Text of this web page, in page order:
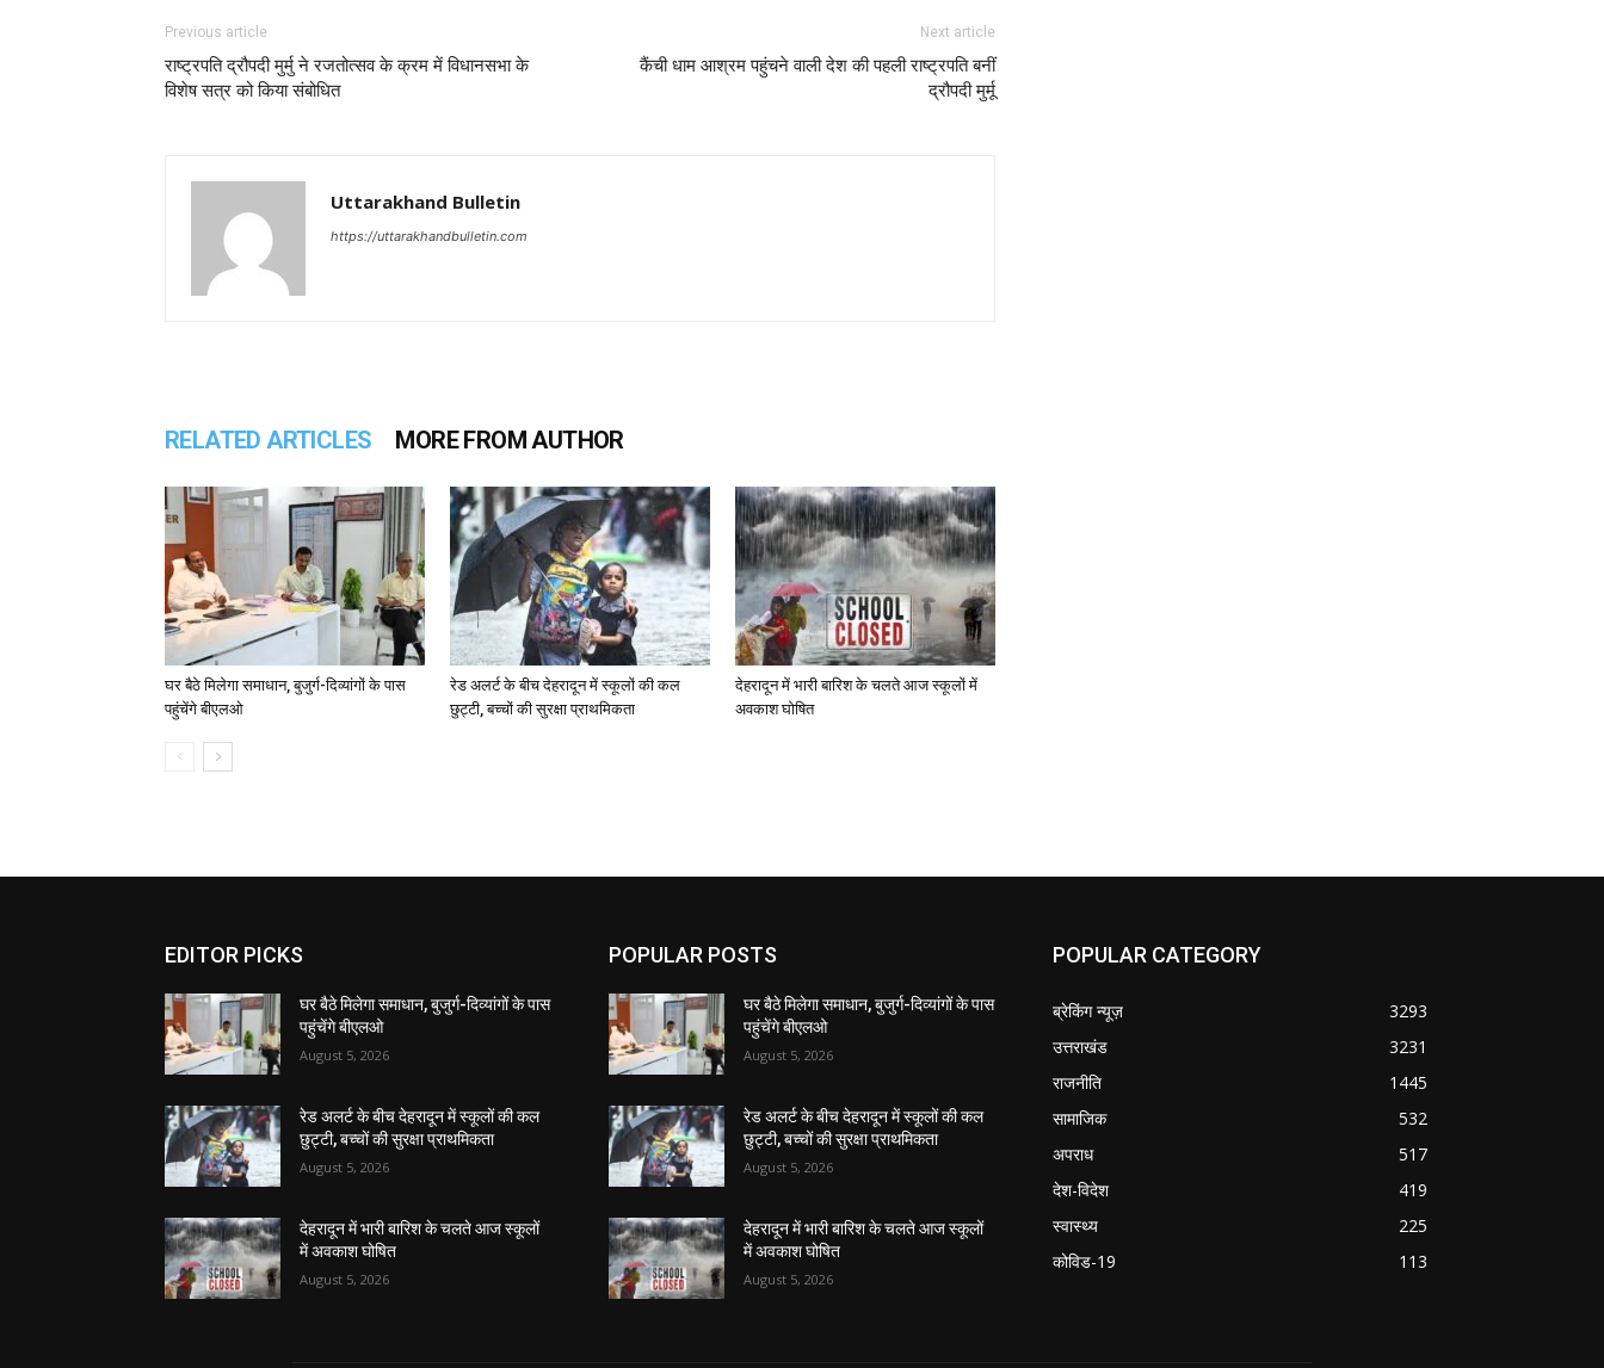
Previous article
राष्ट्रपति द्रौपदी मुर्मु ने रजतोत्सव के क्रम में विधानसभा के
विशेष सत्र को किया संबोधित
Next article
कैंची धाम आश्रम पहुंचने वाली देश की पहली राष्ट्रपति बनीं
द्रौपदी मुर्मू
Uttarakhand Bulletin
https://uttarakhandbulletin.com
RELATED ARTICLES MORE FROM AUTHOR
घर बैठे मिलेगा समाधान, बुजुर्ग-दिव्यांगों के पास
पहुंचेंगे बीएलओ
रेड अलर्ट के बीच देहरादून में स्कूलों की कल
छुट्टी, बच्चों की सुरक्षा प्राथमिकता
देहरादून में भारी बारिश के चलते आज स्कूलों में
अवकाश घोषित
EDITOR PICKS
घर बैठे मिलेगा समाधान, बुजुर्ग-दिव्यांगों के पास
पहुंचेंगे बीएलओ
August 5, 2026
रेड अलर्ट के बीच देहरादून में स्कूलों की कल
छुट्टी, बच्चों की सुरक्षा प्राथमिकता
August 5, 2026
देहरादून में भारी बारिश के चलते आज स्कूलों
में अवकाश घोषित
August 5, 2026
POPULAR POSTS
घर बैठे मिलेगा समाधान, बुजुर्ग-दिव्यांगों के पास
पहुंचेंगे बीएलओ
August 5, 2026
रेड अलर्ट के बीच देहरादून में स्कूलों की कल
छुट्टी, बच्चों की सुरक्षा प्राथमिकता
August 5, 2026
देहरादून में भारी बारिश के चलते आज स्कूलों
में अवकाश घोषित
August 5, 2026
POPULAR CATEGORY
ब्रेकिंग न्यूज़
3293
उत्तराखंड
3231
राजनीति
1445
सामाजिक
532
अपराध
517
देश-विदेश
419
स्वास्थ्य
225
कोविड-19
113